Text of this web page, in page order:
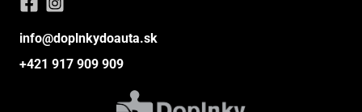
info@doplnkydoauta.sk
+421 917 909 909